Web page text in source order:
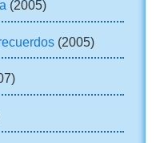
(2005)
(2005)